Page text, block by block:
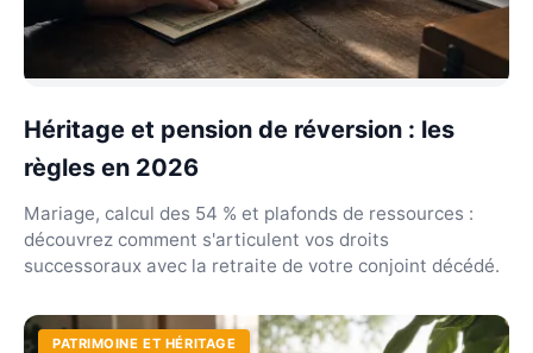
Héritage et pension de réversion : les
règles en 2026
Mariage, calcul des 54 % et plafonds de ressources :
découvrez comment s'articulent vos droits
successoraux avec la retraite de votre conjoint décédé.
PATRIMOINE ET HÉRITAGE